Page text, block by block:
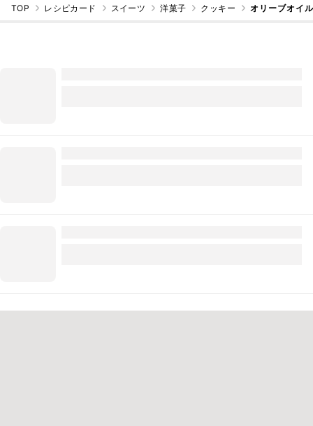
TOP レシピカード スイーツ 洋菓子 クッキー オリーブオイ